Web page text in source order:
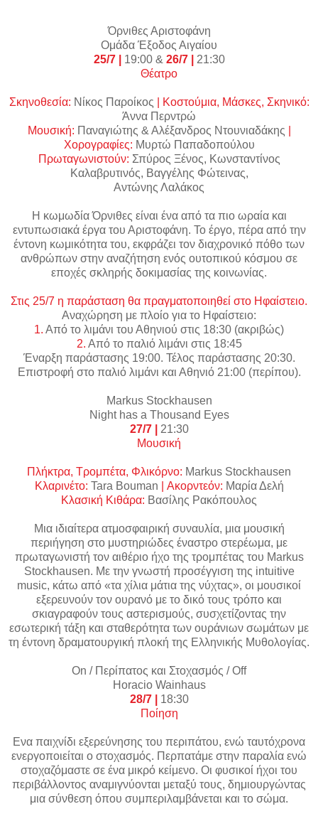
Όρνιθες Αριστοφάνη
Ομάδα Έξοδος Αιγαίου
25/7 | 19:00 & 26/7 | 21:30
Θέατρο
Σκηνοθεσία: Νίκος Παροίκος
| Κοστούμια, Μάσκες, Σκηνικό:
Άννα Περντρώ
Μουσική: Παναγιώτης & Αλέξανδρος Ντουνιαδάκης
Χορογραφίες: Μυρτώ Παπαδοπούλου
Πρωταγωνιστούν: Σπύρος Ξένος, Κωνσταντίνος
Καλαβρυτινός, Βαγγέλης Φώτεινας,
Αντώνης Λαλάκος
Η κωμωδία Όρνιθες είναι ένα από τα πιο ωραία και
εντυπωσιακά έργα του Αριστοφάνη. Το έργο, πέρα από την
έντονη κωμικότητα του, εκφράζει τον διαχρονικό πόθο των
ανθρώπων στην αναζήτηση ενός ουτοπικού κόσμου σε
εποχές σκληρής δοκιμασίας της κοινωνίας.
Στις 25/7 η παράσταση θα πραγματοποιηθεί στο Ηφαίστειο.
Αναχώρηση με πλοίο για το Ηφαίστειο:
1. Από το λιμάνι του Αθηνιού στις 18:30 (ακριβώς)
2. Από το παλιό λιμάνι στις 18:45
Έναρξη παράστασης 19:00. Τέλος παράστασης 20:30.
Επιστροφή στο παλιό λιμάνι και Αθηνιό 21:00 (περίπου).
Markus Stockhausen
Night has a Thousand Eyes
27/7 | 21:30
Μουσική
Πλήκτρα, Τρομπέτα, Φλικόρνο: Markus Stockhausen
Κλαρινέτο: Tara Bouman Ακορντεόν: Μαρία Δελή
Κλασική Κιθάρα: Βασίλης Ρακόπουλος
Μια ιδιαίτερα ατμοσφαιρική συναυλία, μια μουσική
περιήγηση στο μυστηριώδες έναστρο στερέωμα, με
πρωταγωνιστή τον αιθέριο ήχο της τρομπέτας του Markus
Stockhausen. Με την γνωστή προσέγγιση της intuitive
music, κάτω από «τα χίλια μάτια της νύχτας», οι μουσικοί
εξερευνούν τον ουρανό με το δικό τους τρόπο και
σκιαγραφούν τους αστερισμούς, συσχετίζοντας την
εσωτερική τάξη και σταθερότητα των ουράνιων σωμάτων με
τη έντονη δραματουργική πλοκή της Ελληνικής Μυθολογίας.
Οn / Περίπατος και Στοχασμός /Off
Horacio Wainhaus
28/7 | 18:30
Ποίηση
Ενα παιχνίδι εξερεύνησης του περιπάτου, ενώ ταυτόχρονα
ενεργοποιείται ο στοχασμός. Περπατάμε στην παραλία ενώ
στοχαζόμαστε σε ένα μικρό κείμενο. Οι φυσικοί ήχοι του
περιβάλλοντος αναμιγνύονται μεταξύ τους, δημιουργώντας
μια σύνθεση όπου συμπεριλαμβάνεται και το σώμα.